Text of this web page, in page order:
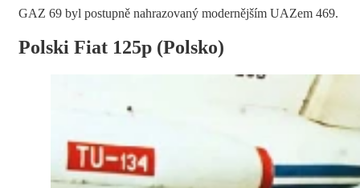
GAZ 69 byl postupně nahrazovaný modernějším UAZem 469.
Polski Fiat 125p (Polsko)